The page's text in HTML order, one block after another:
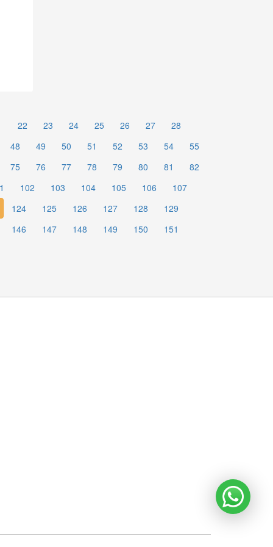
22 23 24 25 26 27
28
48 49 50 51 52 53 54
55
75 76 77 78 79 80 81
82
102 103 104 105 106
107
124 125 126 127 128
129
146 147 148 149 150
151